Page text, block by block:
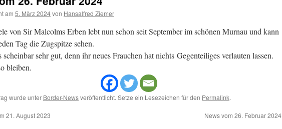
am 5. März 2024von Hansalfred Ziemer
von Sir Malcolms Erben lebt nun schon seit September im schönen Murnau und kann
Tag die Zugspitze sehen.
scheinbar sehr gut, denn ihr neues Frauchen hat nichts Gegenteiliges verlauten lassen.
bleiben.
wurde unter Border-Newsveröffentlicht. Setze ein Lesezeichen für den Permalink.
21. August 2023 News vom 26. Februar 2024